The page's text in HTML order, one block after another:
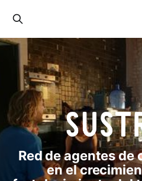
Red de agentes de
en el